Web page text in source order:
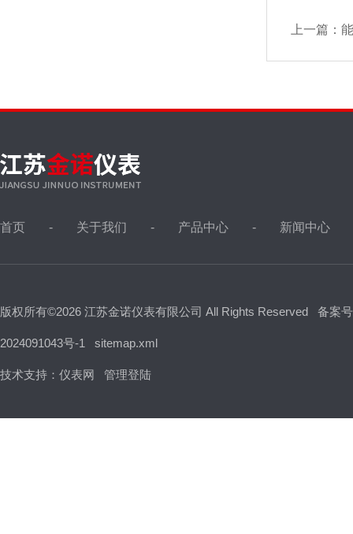
上一篇：
首页 关于我们 产品中心 新闻中心
版权所有©2026 江苏金诺仪表有限公司 All Rights Reserved 备案
2024091043号-1 sitemap.xml
技术支持： 仪表网 管理登陆